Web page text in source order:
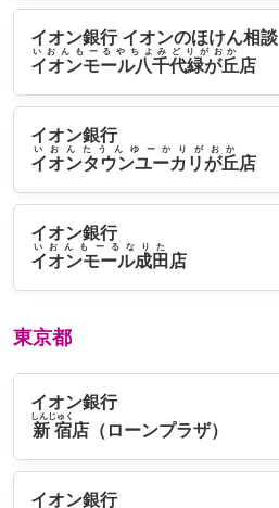
イオン銀行 イオンのほけん相談
イオンモール八千代緑が丘
いおんもーるやちよみどりがおか
店
イオン銀行
イオンタウンユーカリが丘
いおんたうんゆーかりがおか
店
イオン銀行
イオンモール成田
いおんもーるなりた
店
東京都
イオン銀行
新宿
しんじゅく
店（ローンプラザ）
イオン銀行